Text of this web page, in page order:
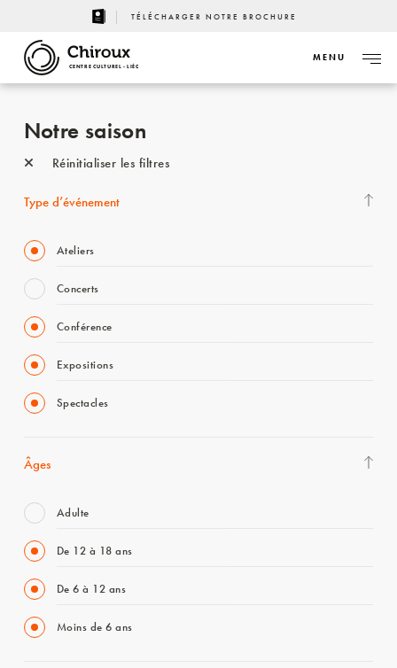
TÉLÉCHARGER NOTRE BROCHURE
CENTRE CULTUREL - LIÈGE
MENU
Notre saison
Réinitialiser les filtres
Type d’événement
Ateliers
Concerts
Conférence
Expositions
Spectacles
Âges
Adulte
De 12 à 18 ans
De 6 à 12 ans
Moins de 6 ans